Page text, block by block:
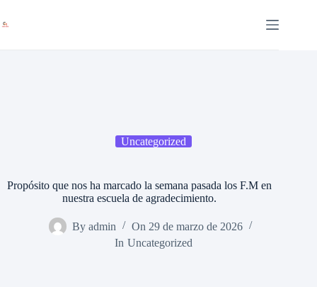
contenido
Uncategorized
Propósito que nos ha marcado la semana pasada los F.M en
nuestra escuela de agradecimiento.
By admin On 29 de marzo de 2026
In Uncategorized